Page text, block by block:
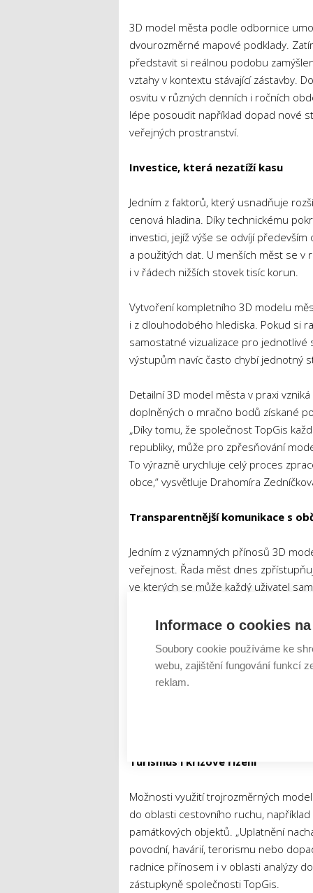
3D model města podle odbornice
dvourozměrné mapové podklady.
představit si reálnou podobu
vztahy v kontextu stávající zástavby.
osvitu v různých denních i ročních
lépe posoudit například dopad nové
veřejných prostranství.
Investice, která nezatíží kasu
Jedním z faktorů, který usnadňuje
cenová hladina. Díky technickému
investici, jejíž výše se odvíjí
a použitých dat. U menších měst se
i v řádech nižších stovek tisíc korun.
Vytvoření kompletního 3D modelu
i z dlouhodobého hlediska. Pokud si
samostatné vizualizace pro jednotlivé
výstupům navíc často chybí jednotný
Detailní 3D model města v praxi
doplněných o mračno bodů získané
„Díky tomu, že společnost TopGis
republiky, může pro zpřesňování
To výrazně urychluje celý proces
obce,“ vysvětluje Drahomíra
Transparentnější komunikace s
Jedním z významných přínosů 3D
veřejnost. Řada měst dnes
ve kterých se může každý uživatel
umožňuje jim aktivněji se zapojit do
Některé radnice dnes navíc testují
takzvaných HoloLens brýlí si lze
Turismus i krizové řízení
Možnosti využití trojrozměrných
do oblasti cestovního ruchu,
památkových objektů. „Uplatnění
povodní, havárií, terorismu nebo
radnice přínosem i v oblasti analýzy
zástupkyně společnosti TopGis.
Informace o cookies
Soubory cookie používáme ke
webu, zajištění fungování funkcí
reklam.